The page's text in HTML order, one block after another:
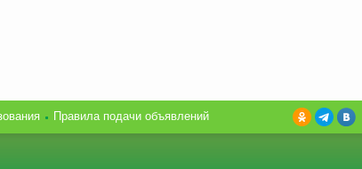
Правила подачи объявлений